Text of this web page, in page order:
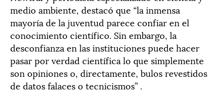
medio ambiente, destacó que “la inmensa
mayoría de la juventud parece confiar en el
conocimiento científico. Sin embargo, la
desconfianza en las instituciones puede hacer
pasar por verdad científica lo que simplemente
son opiniones o, directamente, bulos revestidos
de datos falaces o tecnicismos” .